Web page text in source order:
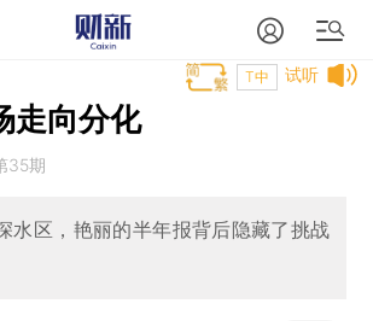
试听
T中
走向分化
35期
水区，艳丽的半年报背后隐藏了挑战